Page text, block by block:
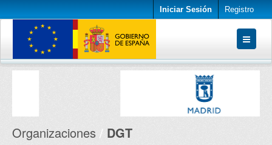
Iniciar Sesión Registro
Conjuntos de datos
Organizaciones DGT